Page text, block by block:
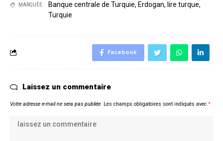
MARQUÉE: Banque centrale de Turquie, Erdogan, lire turque,
Turquie
Facebook
Laissez un commentaire
Votre adresse e-mail ne sera pas publiée. Les champs obligatoires sont indiqués avec *